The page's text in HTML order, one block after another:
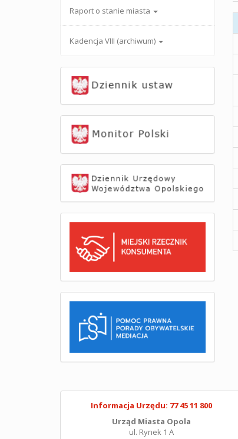
Raport o stanie miasta
Kadencja VIII (archiwum)
Informacja Urzędu: 77 45 11 800
Urząd Miasta Opola
ul. Rynek 1 A